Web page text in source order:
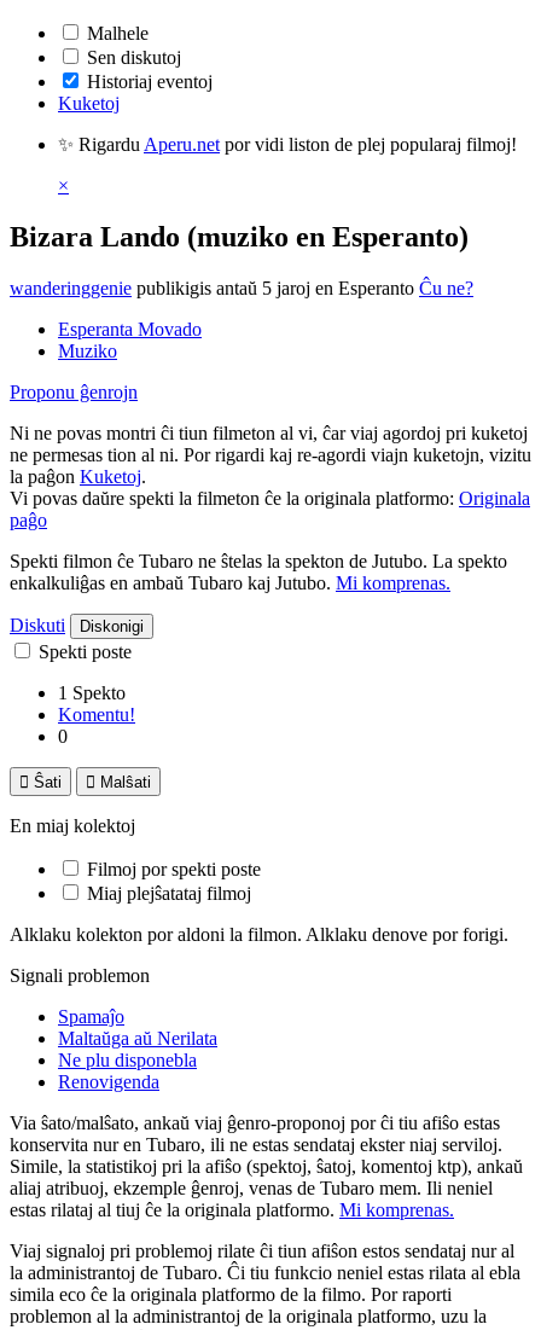
Malhele
Sen diskutoj
Historiaj eventoj
Kuketoj
✨ Rigardu Aperu.net por vidi liston de plej popularaj filmoj!
×
Bizara Lando (muziko en Esperanto)
wanderinggenie publikigis antaŭ 5 jaroj en Esperanto Ĉu ne?
Esperanta Movado
Muziko
Proponu ĝenrojn
Ni ne povas montri ĉi tiun filmeton al vi, ĉar viaj agordoj pri kuketoj
ne permesas tion al ni. Por rigardi kaj re-agordi viajn kuketojn, vizitu
la paĝon Kuketoj.
Vi povas daŭre spekti la filmeton ĉe la originala platformo: Originala
paĝo
Spekti filmon ĉe Tubaro ne ŝtelas la spekton de Jutubo. La spekto
enkalkuliĝas en ambaŭ Tubaro kaj Jutubo. Mi komprenas.
Diskuti Diskonigi
Spekti poste
1 Spekto
Komentu!
0
 Ŝati  Malŝati
En miaj kolektoj
Filmoj por spekti poste
Miaj plejŝatataj filmoj
Alklaku kolekton por aldoni la filmon. Alklaku denove por forigi.
Signali problemon
Spamaĵo
Maltaŭga aŭ Nerilata
Ne plu disponebla
Renovigenda
Via ŝato/malŝato, ankaŭ viaj ĝenro-proponoj por ĉi tiu afiŝo estas
konservita nur en Tubaro, ili ne estas sendataj ekster niaj serviloj.
Simile, la statistikoj pri la afiŝo (spektoj, ŝatoj, komentoj ktp), ankaŭ
aliaj atribuoj, ekzemple ĝenroj, venas de Tubaro mem. Ili neniel
estas rilataj al tiuj ĉe la originala platformo. Mi komprenas.
Viaj signaloj pri problemoj rilate ĉi tiun afiŝon estos sendataj nur al
la administrantoj de Tubaro. Ĉi tiu funkcio neniel estas rilata al ebla
simila eco ĉe la originala platformo de la filmo. Por raporti
problemon al la administrantoj de la originala platformo, uzu la